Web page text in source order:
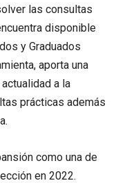
las consultas
disponible
y Graduados
aporta una
a la
prácticas además
como una de
en 2022.